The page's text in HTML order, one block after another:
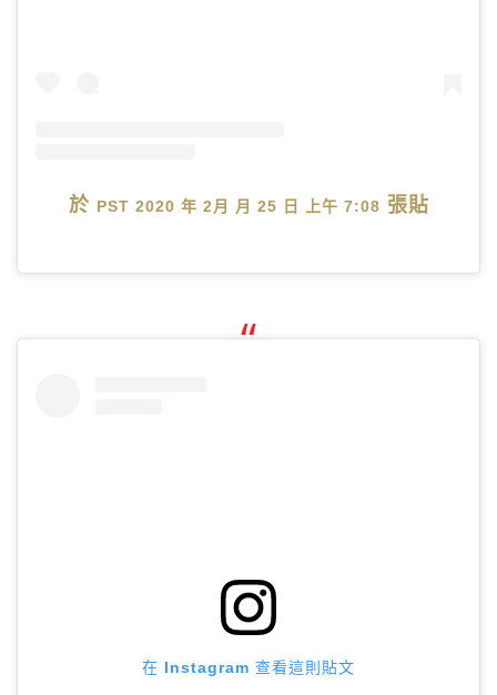
於 PST 2020 年 2月 月 25 日 上午 7:08 張貼
在 Instagram 查看這則貼文